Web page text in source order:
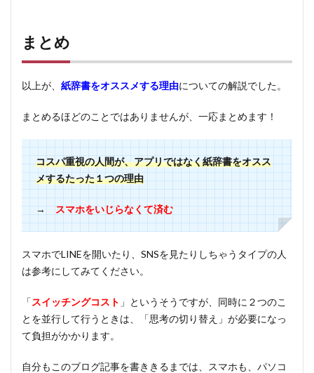
まとめ
以上が、 紙辞書をオススメする理由についての解説でした。
まとめるほどのことではありませんが、一応まとめます！
コスパ重視の人間が、アプリではなく紙辞書をオスス
メするたった１つの理由
→スマホをいじらなくて済む
スマホでLINEを開いたり、SNSを見たりしちゃうタイプの人
は参考にしてみてください。
「スイッチングコスト 」というそうですが、同時に２つのこ
とを並行して行うときは、「思考の切り替え」が必要になっ
て負担がかかります。
自分もこのブログ記事を書ききるまでは、スマホも、パソコ